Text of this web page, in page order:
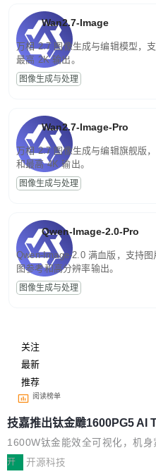
Wan2.7-Image
万相 2.7 图像生成与编辑模型，
最高 2K 输出。
图像生成与处理
Wan2.7-Image-Pro
万相 2.7 图像生成与编辑旗舰版
和最高 4K 输出。
图像生成与处理
Qwen-Image-2.0-Pro
Qwen-Image-2.0 满血版，支持
图参考和高分辨率输出。
图像生成与处理
关注
最新
推荐
阅读榜单
技嘉推出钛金雕1600PG5 AI
源：为发烧级主机与本地AI
舰供电方案
1600W钛金能效全可视化，机身
继2026台北电脑展首度亮相后，
开 开源科技